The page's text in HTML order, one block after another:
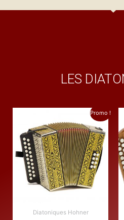
LES
Promo !
Diatoniques Hohner
initial
était :
1.040,00€.
Le
prix
actuel
est :
835,00€.